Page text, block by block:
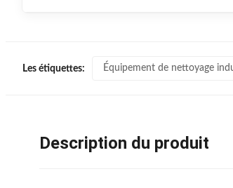
Les étiquettes: Équipement de nettoyage
Description du produit